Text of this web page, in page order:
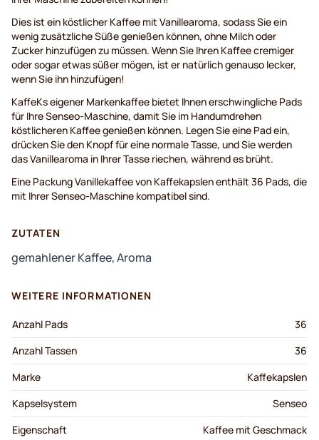
Dies ist ein köstlicher Kaffee mit Vanillearoma, sodass Sie ein
wenig zusätzliche Süße genießen können, ohne Milch oder
Zucker hinzufügen zu müssen. Wenn Sie Ihren Kaffee cremiger
oder sogar etwas süßer mögen, ist er natürlich genauso lecker,
wenn Sie ihn hinzufügen!
KaffeKs eigener Markenkaffee bietet Ihnen erschwingliche Pads
für Ihre Senseo-Maschine, damit Sie im Handumdrehen
köstlicheren Kaffee genießen können. Legen Sie eine Pad ein,
drücken Sie den Knopf für eine normale Tasse, und Sie werden
das Vanillearoma in Ihrer Tasse riechen, während es brüht.
Eine Packung Vanillekaffee von Kaffekapslen enthält 36 Pads, die
mit Ihrer Senseo-Maschine kompatibel sind.
ZUTATEN
gemahlener Kaffee, Aroma
WEITERE INFORMATIONEN
Anzahl Pads
36
Anzahl Tassen
36
Marke
Kaffekapslen
Kapselsystem
Senseo
Eigenschaft
Kaffee mit Geschmack